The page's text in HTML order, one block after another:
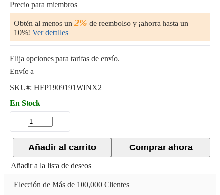
Precio para miembros
Obtén al menos un 2% de reembolso y ¡ahorra hasta un
10%! Ver detalles
Elija opciones para tarifas de envío.
Envío a
SKU#: HFP1909191WINX2
En Stock
Comprar ahora
Añadir al carrito
Añadir a la lista de deseos
Elección de Más de 100,000 Clientes